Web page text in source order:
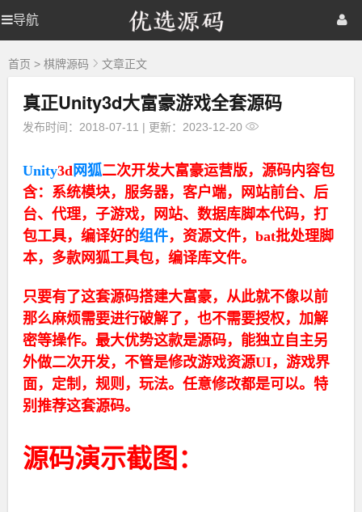
导航
优
选
码
优
选
首页 网站源码
棋牌源码
首页 > 棋牌源码 文章正文
真正Unity3d大富豪游戏全套源码
发布时间：2018-07-11 | 更新：2023-12-20
Unity3d 网狐二次开发大富豪运营版，源码内容包
含：系统模块，服务器，客户端，网站前台、后
台、代理，子游戏，网站、数据库脚本代码，打
包工具，编译好的组件，资源文件，bat批处理脚
本，多款网狐工具包，编译库文件。
只要有了这套源码搭建大富豪，从此就不像以前
那么麻烦需要进行破解了，也不需要授权，加解
密等操作。最大优势这款是源码，能独立自主另
外做二次开发，不管是修改游戏资源UI，游戏界
面，定制，规则，玩法。任意修改都是可以。特
别推荐这套源码。
源码演示截图：